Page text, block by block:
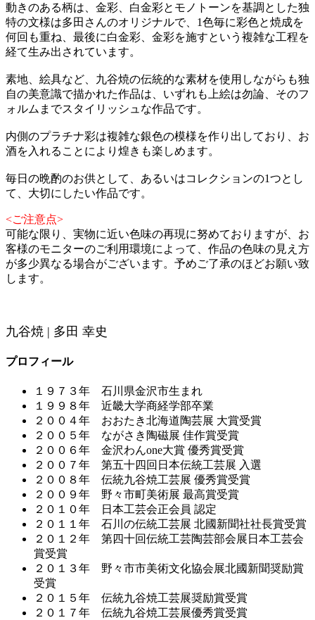
動きのある柄は、金彩、白金彩とモノトーンを基調とした独
特の文様は多田さんのオリジナルで、1色毎に彩色と焼成を
何回も重ね、最後に白金彩、金彩を施すという複雑な工程を
経て生み出されています。
素地、絵具など、九谷焼の伝統的な素材を使用しながらも独
自の美意識で描かれた作品は、いずれも上絵は勿論、そのフ
ォルムまでスタイリッシュな作品です。
内側のプラチナ彩は複雑な銀色の模様を作り出しており、お
酒を入れることにより煌きも楽しめます。
毎日の晩酌のお供として、あるいはコレクションの1つとし
て、大切にしたい作品です。
<ご注意点>
可能な限り、実物に近い色味の再現に努めておりますが、お
客様のモニターのご利用環境によって、作品の色味の見え方
が多少異なる場合がございます。予めご了承のほどお願い致
します。
九谷焼 | 多田 幸史
プロフィール
１９７３年 石川県金沢市生まれ
１９９８年 近畿大学商経学部卒業
２００４年 おおたき北海道陶芸展 大賞受賞
２００５年 ながさき陶磁展 佳作賞受賞
２００６年 金沢わんone大賞 優秀賞受賞
２００７年 第五十四回日本伝統工芸展 入選
２００８年 伝統九谷焼工芸展 優秀賞受賞
２００９年 野々市町美術展 最高賞受賞
２０１０年 日本工芸会正会員 認定
２０１１年 石川の伝統工芸展 北國新聞社社長賞受賞
２０１２年 第四十回伝統工芸陶芸部会展日本工芸会
賞受賞
２０１３年 野々市市美術文化協会展北國新聞奨励賞
受賞
２０１５年 伝統九谷焼工芸展奨励賞受賞
２０１７年 伝統九谷焼工芸展優秀賞受賞